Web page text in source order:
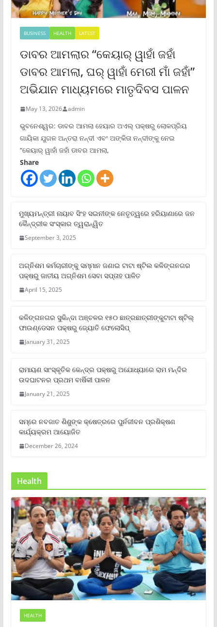
BUSINESS HEALTH LATEST
ଡାବର ଆମଲାର “କେୟାର୍ ୱାହାଁ ଜହାଁ
ଡାବର ଆମଲା, ଘର୍ ୱାହାଁ ମେରୀ ମାଁ ଜହାଁ”
ଅଭିଯାନ ମାଧ୍ୟମରେ ମାତୃଦିବସ ପାଳନ
May 13, 2026 admin
ଭୁବନେଶ୍ୱର: ଡାବର ଆମଲା ହେୟାର ଅଏଲ୍ ପକ୍ଷରୁ ଲୋକପ୍ରିୟ
ଗାୟିକା ଯୁଗଳ ଅନ୍ତରା ନନ୍ଦୀ ଏବଂ ଅଙ୍କିତା ନନ୍ଦୀଙ୍କୁ ନେଇ
“କେୟାର୍ ୱାହାଁ ଜହାଁ ଡାବର ଆମଲା,
Share
ମୁଖ୍ୟମନ୍ତ୍ରୀ ନାୟାବ ସିଂହ ସଇନୀଙ୍କ ନେତୃତ୍ୱରେ ହରିୟାଣାରେ ଜନ
କୈନ୍ଦ୍ରୀକ ସଂସ୍କାର ତ୍ୱରାନ୍ୱିତ
September 3, 2025
ଅଗ୍ନିଶମ କର୍ମଚାରୀଙ୍କୁ ସମ୍ମାନ ଜଣାଇ ଟାଟା ଷ୍ଟିଲ କଳିଙ୍ଗନଗର
ପକ୍ଷରୁ ଜାତୀୟ ଅଗ୍ନିଶମ ସେବା ସପ୍ତାହ ପାଳିତ
April 15, 2025
କଳିଙ୍ଗନଗର ସୁକିନ୍ଦା ଅଞ୍ଚଳର ୧୫୦ ଛାତ୍ରଛାତ୍ରୀଙ୍କୁଟାଟା ଷ୍ଟିଲ୍
ଫାଉଣ୍ଡେସନ ପକ୍ଷରୁ ଜ୍ୟୋତି ଫେଲୋସିପ୍‌
January 31, 2025
ରାମାୟଣ ସାଂସ୍କୃତିକ କେନ୍ଦ୍ର ପକ୍ଷରୁ ଅଯୋଧ୍ୟାରେ ରାମ ମନ୍ଦିର
ଉଦଘାଟନର ପ୍ରଥମ ବାର୍ଷିକୀ ପାଳନ
January 21, 2025
ସମ୍‌ରେ ନବଜାତ ଶିଶୁଙ୍କ କ୍ଷେତ୍ରରେ ପୁର୍ନଜୀବନ ପ୍ରଶିକ୍ଷଣ
କାର୍ଯ୍ୟକ୍ରମ ଆୟୋଜିତ
December 26, 2024
Health
HEALTH